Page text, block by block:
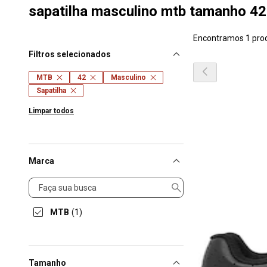
sapatilha masculino mtb tamanho 42
Filtros selecionados
MTB 42
Masculino
Sapatilha
Limpar todos
Marca
Marca
MTB (1)
Tamanho
Encontramos 1